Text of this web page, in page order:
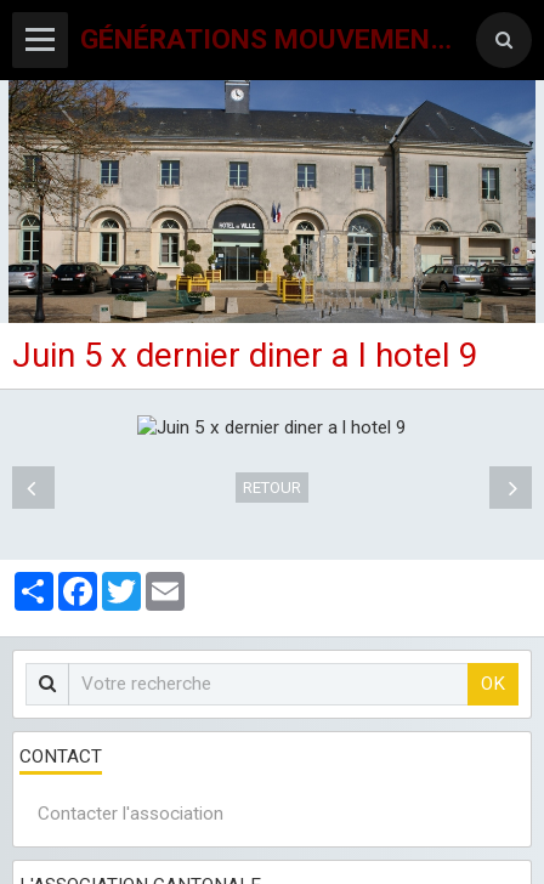
GÉNÉRATIONS MOUVEMENT INTERCLUBS CHAMPAGNE CONLINOISE
ACCUEIL
CANTON-ACTIVITES
AGENDA PAR ACTIVITE
LES CLUBS
Juin 5 x dernier diner a l hotel 9
RETOUR
PartagerFacebook
Twitter
OK
CONTACT
Contacter l'association